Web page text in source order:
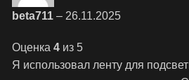
beta711 – 26.11.2025
Оценка 4 из 5
Я использовал ленту для